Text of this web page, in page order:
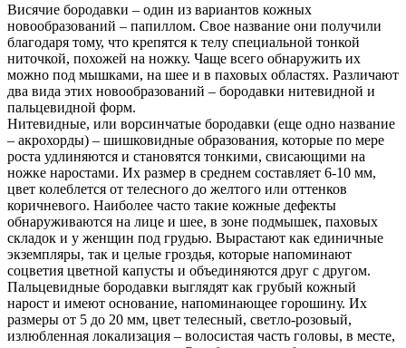
Висячие бородавки – один из вариантов кожных
новообразований – папиллом. Свое название они получили
благодаря тому, что крепятся к телу специальной тонкой
ниточкой, похожей на ножку. Чаще всего обнаружить их
можно под мышками, на шее и в паховых областях. Различают
два вида этих новообразований – бородавки нитевидной и
пальцевидной форм.
Нитевидные, или ворсинчатые бородавки (еще одно название
– акрохорды) – шишковидные образования, которые по мере
роста удлиняются и становятся тонкими, свисающими на
ножке наростами. Их размер в среднем составляет 6-10 мм,
цвет колеблется от телесного до желтого или оттенков
коричневого. Наиболее часто такие кожные дефекты
обнаруживаются на лице и шее, в зоне подмышек, паховых
складок и у женщин под грудью. Вырастают как единичные
экземпляры, так и целые гроздья, которые напоминают
соцветия цветной капусты и объединяются друг с другом.
Пальцевидные бородавки выглядят как грубый кожный
нарост и имеют основание, напоминающее горошину. Их
размеры от 5 до 20 мм, цвет телесный, светло-розовый,
излюбленная локализация – волосистая часть головы, в месте,